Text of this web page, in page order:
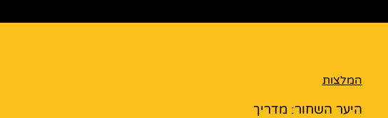
המלצות
היער השחור: מדריך